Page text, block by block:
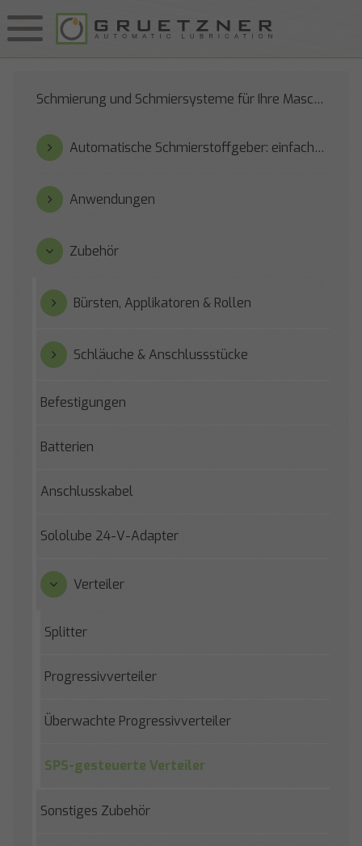
Schmierung und Schmiersysteme für Ihre Maschinen
Automatische Schmierstoffgeber: einfach zu bedienen und zuverlässig
Anwendungen
Zubehör
Bürsten, Applikatoren & Rollen
Schläuche & Anschlussstücke
Befestigungen
Batterien
Anschlusskabel
Sololube 24-V-Adapter
Verteiler
Splitter
Progressivverteiler
Überwachte Progressivverteiler
SPS-gesteuerte Verteiler
Sonstiges Zubehör